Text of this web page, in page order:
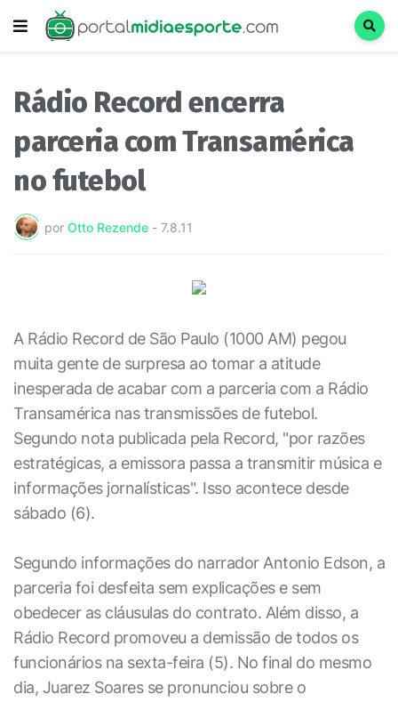
Rádio Record encerra
parceria com Transamérica
no futebol
por Otto Rezende - 7.8.11
A Rádio Record de São Paulo (1000 AM) pegou
muita gente de surpresa ao tomar a atitude
inesperada de acabar com a parceria com a Rádio
Transamérica nas transmissões de futebol.
Segundo nota publicada pela Record, "por razões
estratégicas, a emissora passa a transmitir música e
informações jornalísticas". Isso acontece desde
sábado (6).
Segundo informações do narrador Antonio Edson, a
parceria foi desfeita sem explicações e sem
obedecer as cláusulas do contrato. Além disso, a
Rádio Record promoveu a demissão de todos os
funcionários na sexta-feira (5). No final do mesmo
dia, Juarez Soares se pronunciou sobre o